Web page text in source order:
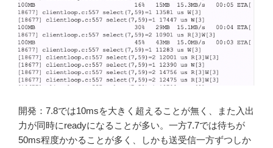
開発：7.8では10msを大きく超えることが無く、また入出
力が同時にreadyになることが多い。一方7.7では待ちが
50ms程度かかることが多く、しかも送受信一方ずつしか